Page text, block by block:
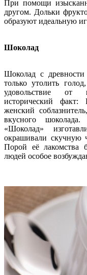
При помощи
другом. Дольки
образуют идеальную
Шоколад
Шоколад с
только утолить
удовольствие от
исторический
женский
вкусного
«Шоколад»
окрашивали скучную
Порой её лакомства
людей особое